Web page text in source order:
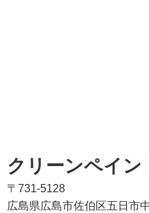
クリーンペイン
〒731-5128
広島県広島市佐伯区五日市